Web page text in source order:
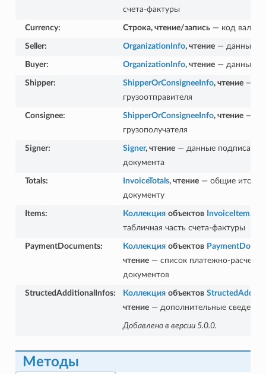
счета-фактуры
Currency: Строка, чтение/запись— код
Seller: OrganizationInfo, чтение— данные
Buyer: OrganizationInfo, чтение— данные
Shipper: ShipperOrConsigneeInfo, чтение—
грузоотправителя
Consignee: ShipperOrConsigneeInfo, чтение—
грузополучателя
Signer: Signer, чтение— данные подписанта
документа
Totals: InvoiceTotals, чтение— общие итоги
документу
Items: Коллекция объектов InvoiceItem,
табличная часть счета-фактуры
PaymentDocuments: Коллекция объектов
чтение— список платежно-
документов
StructedAdditionalInfos: Коллекция объектов
чтение— дополнительные сведения
Добавлено в версии 5.0.0.
Методы